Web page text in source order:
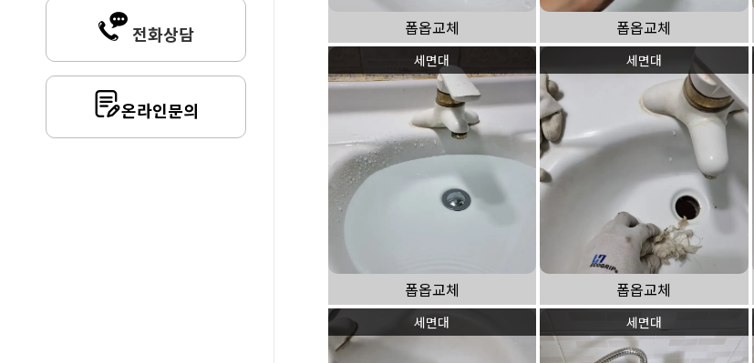
전화상담
온라인문의
폽옵교체 폽옵교체
세면대
폽옵교체
세면대
폽옵교체
세면대 세면대